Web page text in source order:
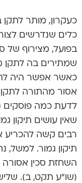
כעקרון, מותר לתקן
כלים שנדרשים
בפועל, מצירוף של
שמתירים בה לתקן
כאשר אפשר היה
אסור מהתורה לתקן
לדעת כמה פוסקים
שאין עושים תיקון
רבים קשה להכריע
תיקון גמור. למשל,
השחזת סכין אסורה
(שו”ע תקט, ב).